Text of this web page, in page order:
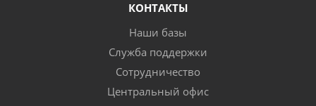
КОНТАКТЫ
Наши базы
Служба поддержки
Сотрудничество
Центральный офис